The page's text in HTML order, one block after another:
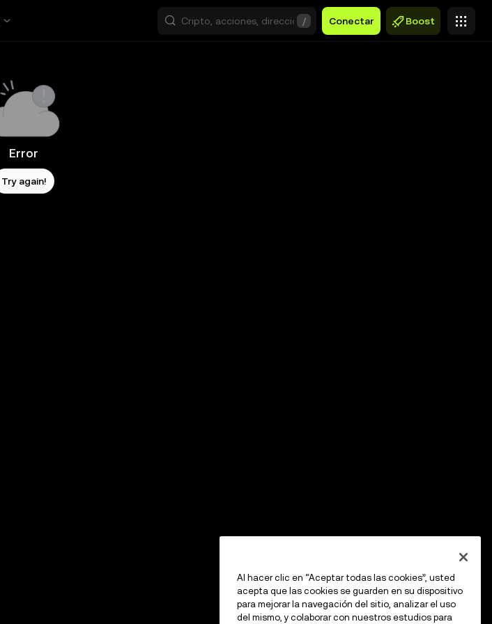
/ Conectar Boost
Error
Try again!
Al hacer clic en “Aceptar todas las cookies”, usted
acepta que las cookies se guarden en su dispositivo
para mejorar la navegación del sitio, analizar el uso
del mismo, y colaborar con nuestros estudios para